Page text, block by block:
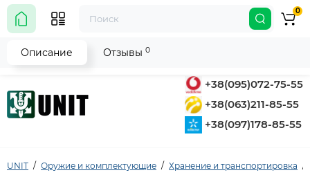
+38(095)072-75-55
+38(063)211-85-55
+38(097)178-85-55
0
UNIT Оружие и комплектующие Хранение и транспортировка
Описание Отзывы 0